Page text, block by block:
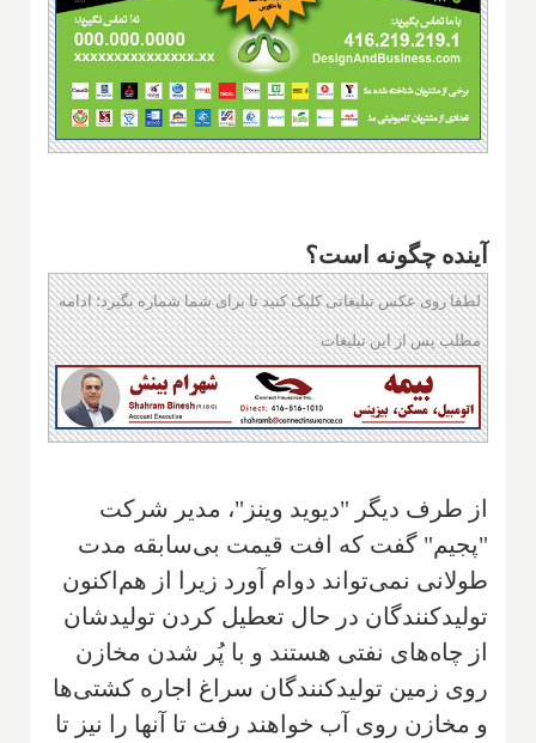
آینده چگونه است؟
لطفا روی عکس تبلیغاتی کلیک کنید تا برای شما شماره بگیرد؛ ادامه
مطلب پس از این تبلیغات
از طرف دیگر "دیوید وینز"، مدیر شرکت
"پجیم" گفت كه افت قیمت بی‌سابقه مدت
طولانی نمی‌تواند دوام آورد زیرا از هم‌اکنون
تولیدكنندگان در حال تعطیل کردن تولیدشان
از چاه‌های نفتی هستند و با پُر شدن مخازن
روی زمین تولیدکنندگان سراغ اجاره کشتی‌ها
و مخازن روی آب خواهند رفت تا آنها را نیز تا